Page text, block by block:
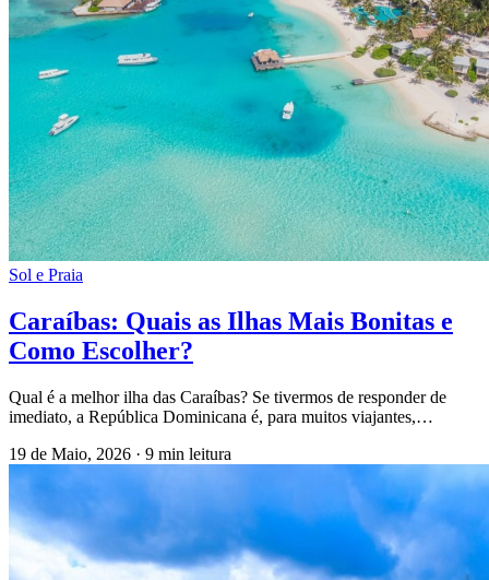
Sol e Praia
Caraíbas: Quais as Ilhas Mais Bonitas e
Como Escolher?
Qual é a melhor ilha das Caraíbas? Se tivermos de responder de
imediato, a República Dominicana é, para muitos viajantes,…
19 de Maio, 2026 · 9 min leitura